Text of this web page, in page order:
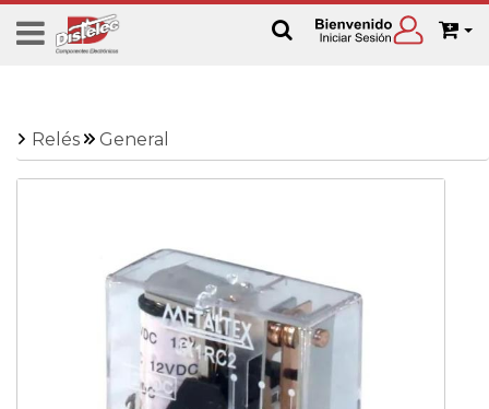
Relés General